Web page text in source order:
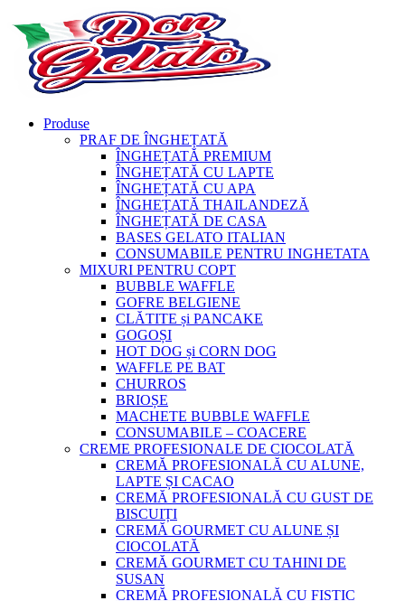
Produse
PRAF DE ÎNGHEȚATĂ
ÎNGHEȚATĂ PREMIUM
ÎNGHEȚATĂ CU LAPTE
ÎNGHEȚATĂ CU APA
ÎNGHEȚATĂ THAILANDEZĂ
ÎNGHEȚATĂ DE CASA
BASES GELATO ITALIAN
CONSUMABILE PENTRU INGHETATA
MIXURI PENTRU COPT
BUBBLE WAFFLE
GOFRE BELGIENE
CLĂTITE și PANCAKE
GOGOȘI
HOT DOG și CORN DOG
WAFFLE PE BAT
CHURROS
BRIOȘE
MACHETE BUBBLE WAFFLE
CONSUMABILE – COACERE
CREME PROFESIONALE DE CIOCOLATĂ
CREMĂ PROFESIONALĂ CU ALUNE,
LAPTE ȘI CACAO
CREMĂ PROFESIONALĂ CU GUST DE
BISCUIȚI
CREMĂ GOURMET CU ALUNE ȘI
CIOCOLATĂ
CREMĂ GOURMET CU TAHINI DE
SUSAN
CREMĂ PROFESIONALĂ CU FISTIC